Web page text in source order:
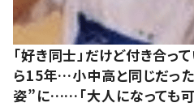
「好き同士」だけど付き合っ
ら15年…小中高と同じだっ
姿”に……「大人になっても可